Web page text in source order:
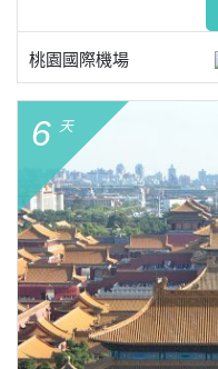
桃園國際機場
6 天